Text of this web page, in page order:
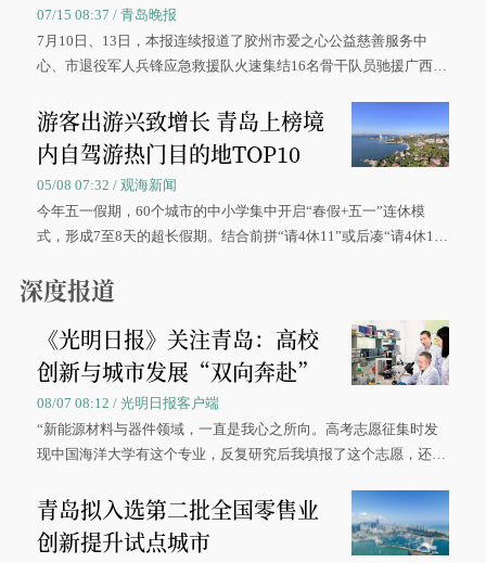
07/15 08:37 / 青岛晚报
7月10日、13日，本报连续报道了胶州市爱之心公益慈善服务中
心、市退役军人兵锋应急救援队火速集结16名骨干队员驰援广西灾
游客出游兴致增长 青岛上榜境
内自驾游热门目的地TOP10
05/08 07:32 / 观海新闻
今年五一假期，60个城市的中小学集中开启“春假+五一”连休模
式，形成7至8天的超长假期。结合前拼“请4休11”或后凑“请4休1
深度报道
《光明日报》关注青岛：高校
创新与城市发展“双向奔赴”
08/07 08:12 / 光明日报客户端
“新能源材料与器件领域，一直是我心之所向。高考志愿征集时发
现中国海洋大学有这个专业，反复研究后我填报了这个志愿，还真
大学材料科学与工程学院材料类专业的录取通知书。
青岛拟入选第二批全国零售业
创新提升试点城市